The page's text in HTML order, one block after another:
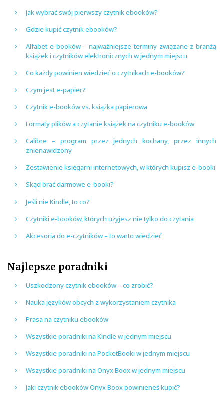
Jak wybrać swój pierwszy czytnik ebooków?
Gdzie kupić czytnik ebooków?
Alfabet e-booków – najważniejsze terminy związane z branżą
książek i czytników elektronicznych w jednym miejscu
Co każdy powinien wiedzieć o czytnikach e-booków?
Czym jest e-papier?
Czytnik e-booków vs. książka papierowa
Formaty plików a czytanie książek na czytniku e-booków
Calibre – program przez jednych kochany, przez innych
znienawidzony
Zestawienie księgarni internetowych, w których kupisz e-booki
Skąd brać darmowe e-booki?
Jeśli nie Kindle, to co?
Czytniki e-booków, których użyjesz nie tylko do czytania
Akcesoria do e-czytników – to warto wiedzieć
Najlepsze poradniki
Uszkodzony czytnik ebooków – co zrobić?
Nauka języków obcych z wykorzystaniem czytnika
Prasa na czytniku ebooków
Wszystkie poradniki na Kindle w jednym miejscu
Wszystkie poradniki na PocketBooki w jednym miejscu
Wszystkie poradniki na Onyx Boox w jednym miejscu
Jaki czytnik ebooków Onyx Boox powinieneś kupić?